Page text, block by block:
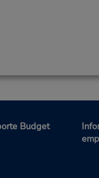
Budget